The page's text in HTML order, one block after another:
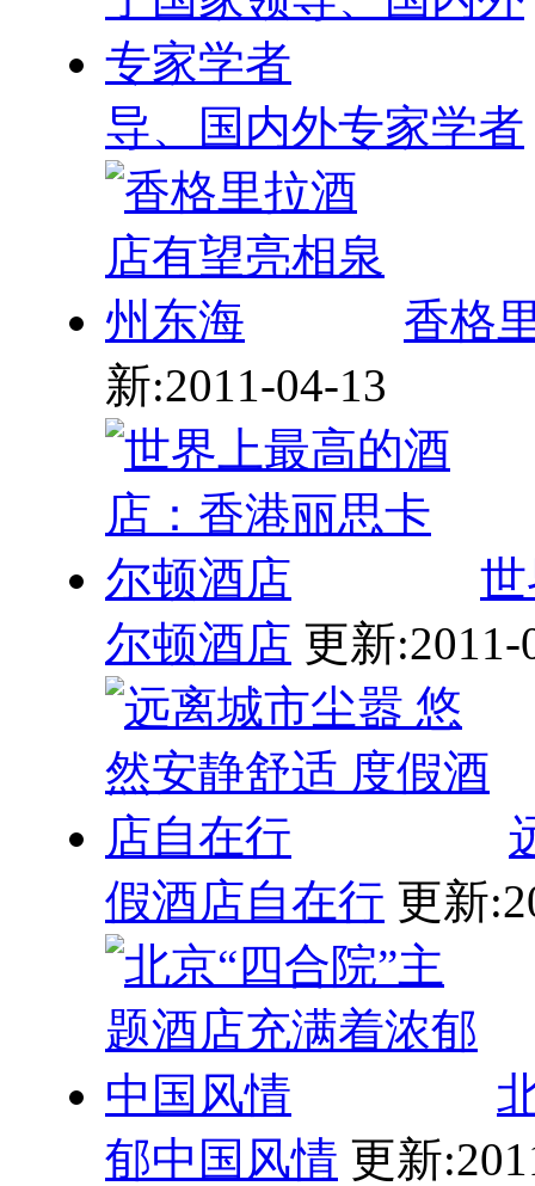
导、国内外专家学者
香格
新:2011-04-13
尔顿酒店 更新:2011-
假酒店自在行 更新
郁中国风情 更新